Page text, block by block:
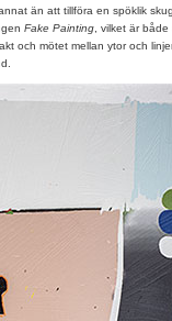
än att tillföra en spöklik
Fake Painting , vilket är
och mötet mellan ytor och